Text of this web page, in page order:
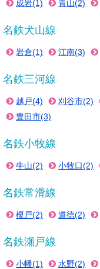
成岩(1) 青山(2)
名鉄犬山線
岩倉(1) 江南(3)
名鉄三河線
越戸(4) 刈谷市(2)
豊田市(3)
名鉄小牧線
牛山(2) 小牧口(2)
名鉄常滑線
榎戸(2) 道徳(2)
名鉄瀬戸線
小幡(1) 水野(2)